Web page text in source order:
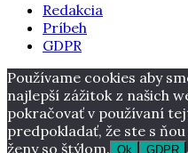
Redakcia
Príbeh
GDPR
Používame cookies aby
najlepší zážitok z našich
pokračovať v používaní
predpokladať, že ste s
ženy so štýlom. Ok GDPR